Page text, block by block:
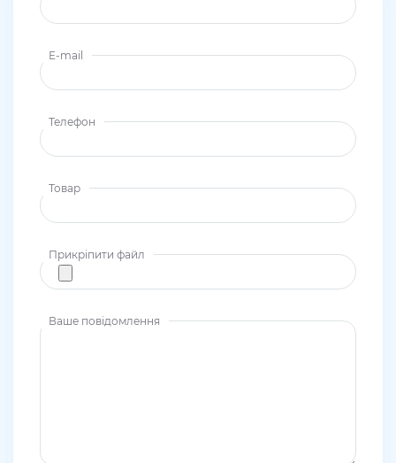
E-mail
Телефон
Товар
Прикріпити файл
Ваше повідомлення